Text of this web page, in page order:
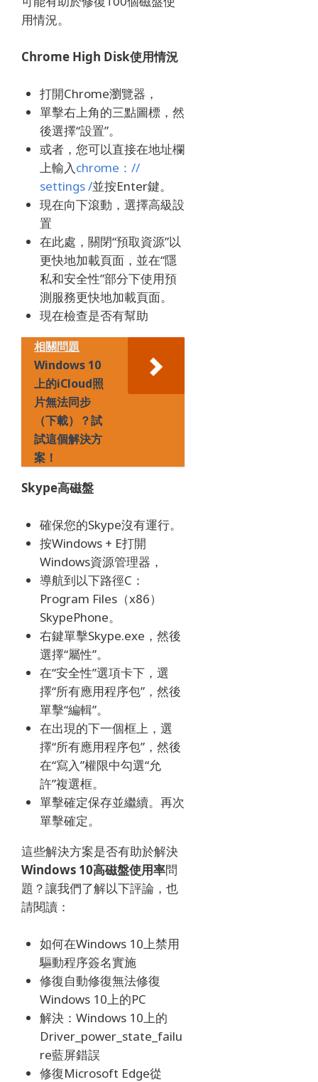
用情況。
Chrome High Disk使用情況
打開Chrome瀏覽器，
單擊右上角的三點圖標，然
後選擇“設置”。
或者，您可以直接在地址欄
上輸入chrome：//
settings /並按Enter鍵。
現在向下滾動，選擇高級設
置
在此處，關閉“預取資源”以
更快地加載頁面，並在“隱
私和安全性”部分下使用預
測服務更快地加載頁面。
現在檢查是否有幫助
相關問題
Windows 10
上的iCloud照
片無法同步
（下載）？試
試這個解決方
案！
Skype高磁盤
確保您的Skype沒有運行。
按Windows + E打開
Windows資源管理器，
導航到以下路徑C：
Program Files（x86）
SkypePhone。
右鍵單擊Skype.exe，然後
選擇“屬性”。
在“安全性”選項卡下，選
擇“所有應用程序包”，然後
單擊“編輯”。
在出現的下一個框上，選
擇“所有應用程序包”，然後
在“寫入”權限中勾選“允
許”複選框。
單擊確定保存並繼續。 再次
單擊確定。
這些解決方案是否有助於解決
Windows 10高磁盤使用率問
題？讓我們了解以下評論，也
請閱讀：
如何在Windows 10上禁用
驅動程序簽名實施
修復自動修復無法修復
Windows 10上的PC
解決：Windows 10上的
Driver_power_state_failu
re藍屏錯誤
修復Microsoft Edge從